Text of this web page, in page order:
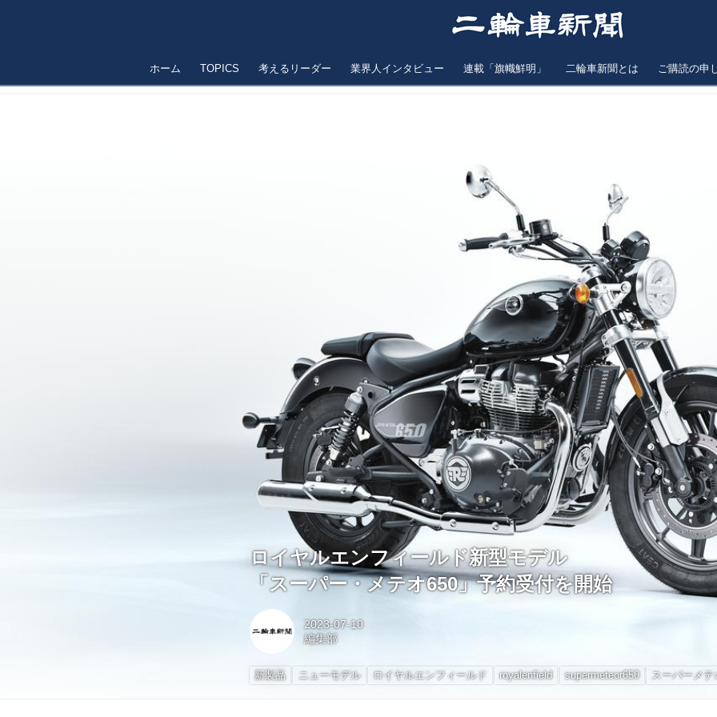
ホーム TOPICS 考えるリーダー 業界人インタビュー 連載「旗幟鮮明」 二輪車新聞とは ご購読の申
ロイヤルエンフィールド新型モデル
「スーパー・メテオ650」予約受付を開始
2023-07-10
編集部
新製品 ニューモデル ロイヤルエンフィールド royalenfield supermeteor650 スーパーメテ